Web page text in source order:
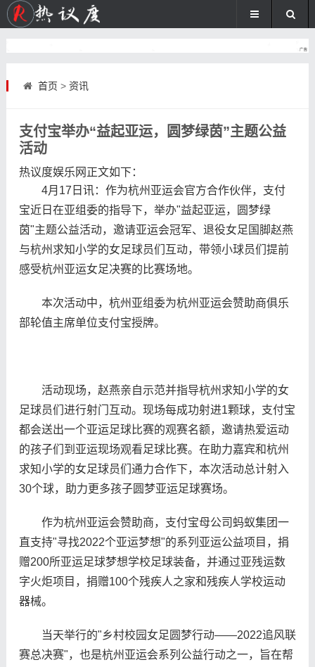
首页 > 资讯
支付宝举办“益起亚运，圆梦绿茵”主题公益
活动
热议度娱乐网 正文如下：
4月17日讯：作为杭州亚运会官方合作伙伴，支付
宝近日在亚组委的指导下，举办"益起亚运，圆梦绿
茵"主题公益活动，邀请亚运会冠军、退役女足国脚赵燕
与杭州求知小学的女足球员们互动，带领小球员们提前
感受杭州亚运女足决赛的比赛场地。
本次活动中，杭州亚组委为杭州亚运会赞助商俱乐
部轮值主席单位支付宝授牌。
活动现场，赵燕亲自示范并指导杭州求知小学的女
足球员们进行射门互动。现场每成功射进1颗球，支付宝
都会送出一个亚运足球比赛的观赛名额，邀请热爱运动
的孩子们到亚运现场观看足球比赛。在助力嘉宾和杭州
求知小学的女足球员们通力合作下，本次活动总计射入
30个球，助力更多孩子圆梦亚运足球赛场。
作为杭州亚运会赞助商，支付宝母公司蚂蚁集团一
直支持"寻找2022个亚运梦想"的系列亚运公益项目，捐
赠200所亚运足球梦想学校足球装备，并通过亚残运数
字火炬项目，捐赠100个残疾人之家和残疾人学校运动
器械。
当天举行的"乡村校园女足圆梦行动——2022追风联
赛总决赛"，也是杭州亚运会系列公益行动之一，旨在帮